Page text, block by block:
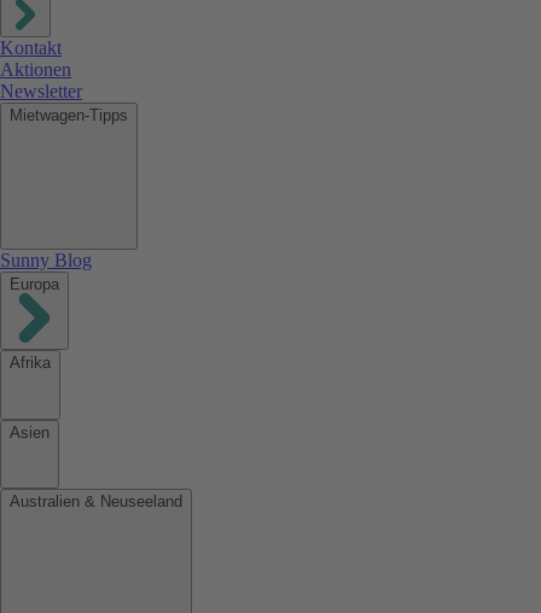
Kontakt
Aktionen
Newsletter
Mietwagen-Tipps
Sunny Blog
Europa
Afrika
Asien
Australien & Neuseeland